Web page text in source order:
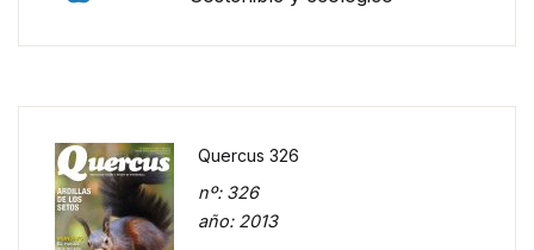
Quercus 326
nº: 326
año: 2013